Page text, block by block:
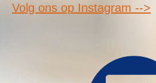
Volg ons op Instagram -->